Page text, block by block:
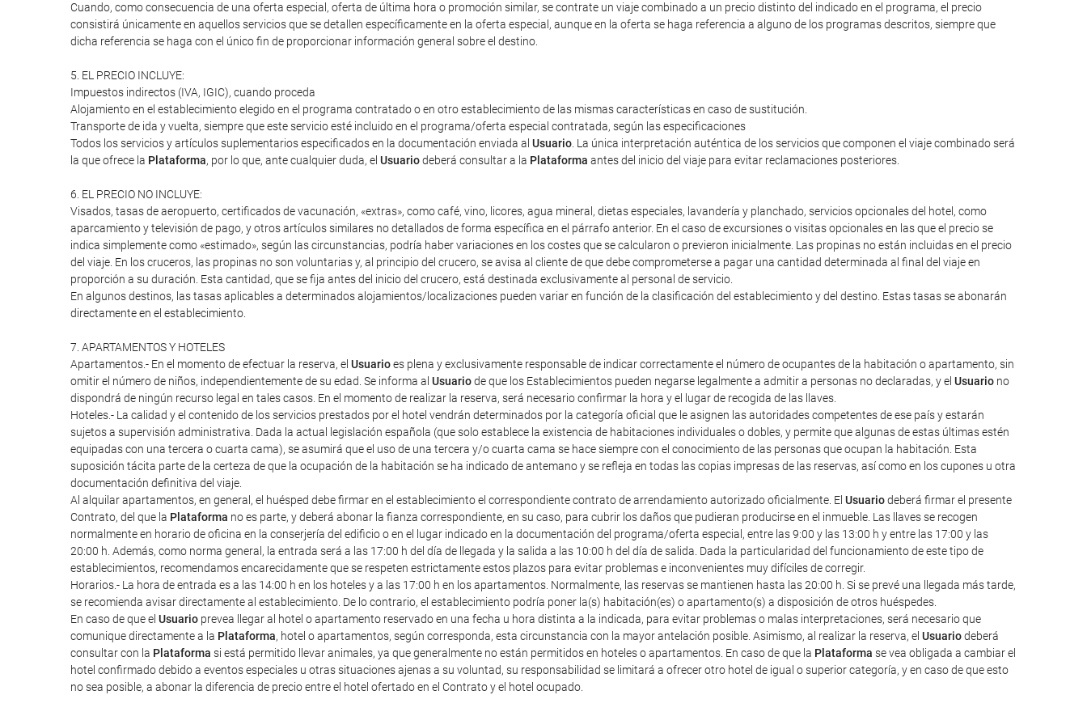
Cuando, como consecuencia de una oferta especial, oferta de última hora o promoción similar, se contrate un viaje combinado a un precio distinto del indicado en el programa, el precio
consistirá únicamente en aquellos servicios que se detallen específicamente en la oferta especial, aunque en la oferta se haga referencia a alguno de los programas descritos, siempre que
dicha referencia se haga con el único fin de proporcionar información general sobre el destino.
5. EL PRECIO INCLUYE:
Impuestos indirectos (IVA, IGIC), cuando proceda
Alojamiento en el establecimiento elegido en el programa contratado o en otro establecimiento de las mismas características en caso de sustitución.
Transporte de ida y vuelta, siempre que este servicio esté incluido en el programa/oferta especial contratada, según las especificaciones
Todos los servicios y artículos suplementarios especificados en la documentación enviada al Usuario . La única interpretación auténtica de los servicios que componen el viaje combinado será
la que ofrece la Plataforma, por lo que, ante cualquier duda, el Usuariodeberá consultar a la Plataforma antes del inicio del viaje para evitar reclamaciones posteriores.
6. EL PRECIO NO INCLUYE:
Visados, tasas de aeropuerto, certificados de vacunación, «extras», como café, vino, licores, agua mineral, dietas especiales, lavandería y planchado, servicios opcionales del hotel, como
aparcamiento y televisión de pago, y otros artículos similares no detallados de forma específica en el párrafo anterior. En el caso de excursiones o visitas opcionales en las que el precio se
indica simplemente como «estimado», según las circunstancias, podría haber variaciones en los costes que se calcularon o previeron inicialmente. Las propinas no están incluidas en el precio
del viaje. En los cruceros, las propinas no son voluntarias y, al principio del crucero, se avisa al cliente de que debe comprometerse a pagar una cantidad determinada al final del viaje en
proporción a su duración. Esta cantidad, que se fija antes del inicio del crucero, está destinada exclusivamente al personal de servicio.
En algunos destinos, las tasas aplicables a determinados alojamientos/localizaciones pueden variar en función de la clasificación del establecimiento y del destino. Estas tasas se abonarán
directamente en el establecimiento.
7. APARTAMENTOS Y HOTELES
Apartamentos.- En el momento de efectuar la reserva, el Usuarioes plena y exclusivamente responsable de indicar correctamente el número de ocupantes de la habitación o apartamento, sin
omitir el número de niños, independientemente de su edad. Se informa al Usuariode que los Establecimientos pueden negarse legalmente a admitir a personas no declaradas, y el Usuario no
dispondrá de ningún recurso legal en tales casos. En el momento de realizar la reserva, será necesario confirmar la hora y el lugar de recogida de las llaves.
Hoteles.- La calidad y el contenido de los servicios prestados por el hotel vendrán determinados por la categoría oficial que le asignen las autoridades competentes de ese país y estarán
sujetos a supervisión administrativa. Dada la actual legislación española (que solo establece la existencia de habitaciones individuales o dobles, y permite que algunas de estas últimas estén
equipadas con una tercera o cuarta cama), se asumirá que el uso de una tercera y/o cuarta cama se hace siempre con el conocimiento de las personas que ocupan la habitación. Esta
suposición tácita parte de la certeza de que la ocupación de la habitación se ha indicado de antemano y se refleja en todas las copias impresas de las reservas, así como en los cupones u otra
documentación definitiva del viaje.
Al alquilar apartamentos, en general, el huésped debe firmar en el establecimiento el correspondiente contrato de arrendamiento autorizado oficialmente. El Usuariodeberá firmar el presente
Contrato, del que la Plataforma no es parte, y deberá abonar la fianza correspondiente, en su caso, para cubrir los daños que pudieran producirse en el inmueble. Las llaves se recogen
normalmente en horario de oficina en la conserjería del edificio o en el lugar indicado en la documentación del programa/oferta especial, entre las 9:00 y las 13:00 h y entre las 17:00 y las
20:00 h. Además, como norma general, la entrada será a las 17:00 h del día de llegada y la salida a las 10:00 h del día de salida. Dada la particularidad del funcionamiento de este tipo de
establecimientos, recomendamos encarecidamente que se respeten estrictamente estos plazos para evitar problemas e inconvenientes muy difíciles de corregir.
Horarios.- La hora de entrada es a las 14:00 h en los hoteles y a las 17:00 h en los apartamentos. Normalmente, las reservas se mantienen hasta las 20:00 h. Si se prevé una llegada más tarde,
se recomienda avisar directamente al establecimiento. De lo contrario, el establecimiento podría poner la(s) habitación(es) o apartamento(s) a disposición de otros huéspedes.
En caso de que el Usuario prevea llegar al hotel o apartamento reservado en una fecha u hora distinta a la indicada, para evitar problemas o malas interpretaciones, será necesario que
comunique directamente a la Plataforma, hotel o apartamentos, según corresponda, esta circunstancia con la mayor antelación posible. Asimismo, al realizar la reserva, el Usuariodeberá
consultar con la Plataforma si está permitido llevar animales, ya que generalmente no están permitidos en hoteles o apartamentos. En caso de que la Plataforma se vea obligada a cambiar el
hotel confirmado debido a eventos especiales u otras situaciones ajenas a su voluntad, su responsabilidad se limitará a ofrecer otro hotel de igual o superior categoría, y en caso de que esto
no sea posible, a abonar la diferencia de precio entre el hotel ofertado en el Contrato y el hotel ocupado.